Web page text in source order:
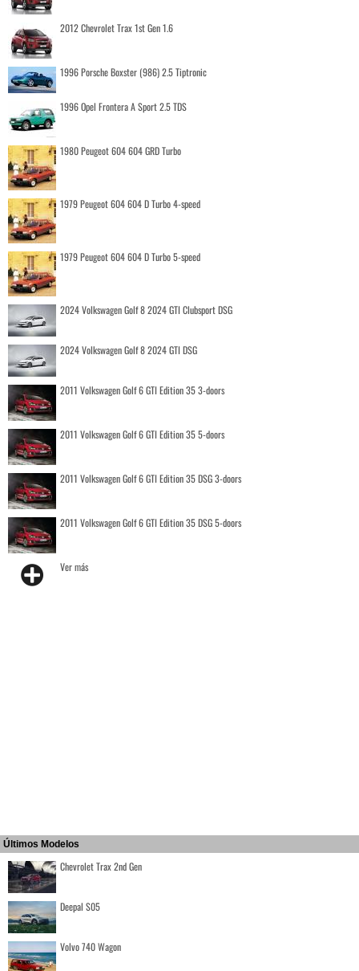
2012 Chevrolet Trax 1st Gen 1.6
1996 Porsche Boxster (986) 2.5 Tiptronic
1996 Opel Frontera A Sport 2.5 TDS
1980 Peugeot 604 604 GRD Turbo
1979 Peugeot 604 604 D Turbo 4-speed
1979 Peugeot 604 604 D Turbo 5-speed
2024 Volkswagen Golf 8 2024 GTI Clubsport DSG
2024 Volkswagen Golf 8 2024 GTI DSG
2011 Volkswagen Golf 6 GTI Edition 35 3-doors
2011 Volkswagen Golf 6 GTI Edition 35 5-doors
2011 Volkswagen Golf 6 GTI Edition 35 DSG 3-doors
2011 Volkswagen Golf 6 GTI Edition 35 DSG 5-doors
Ver más
Últimos Modelos
Chevrolet Trax 2nd Gen
Deepal S05
Volvo 740 Wagon